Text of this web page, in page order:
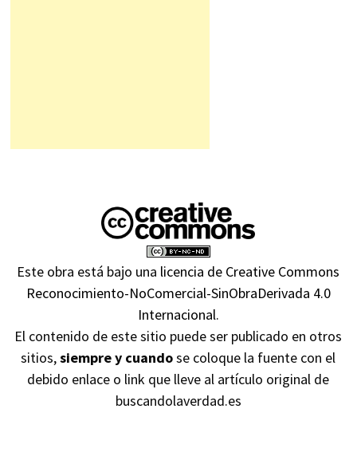
Este obra está bajo una licencia de Creative Commons
Reconocimiento-NoComercial-SinObraDerivada 4.0
Internacional.
El contenido de este sitio puede ser publicado en otros
sitios,siempre y cuandose coloque la fuente con el
debido enlace o link que lleve al artículo original de
buscandolaverdad.es